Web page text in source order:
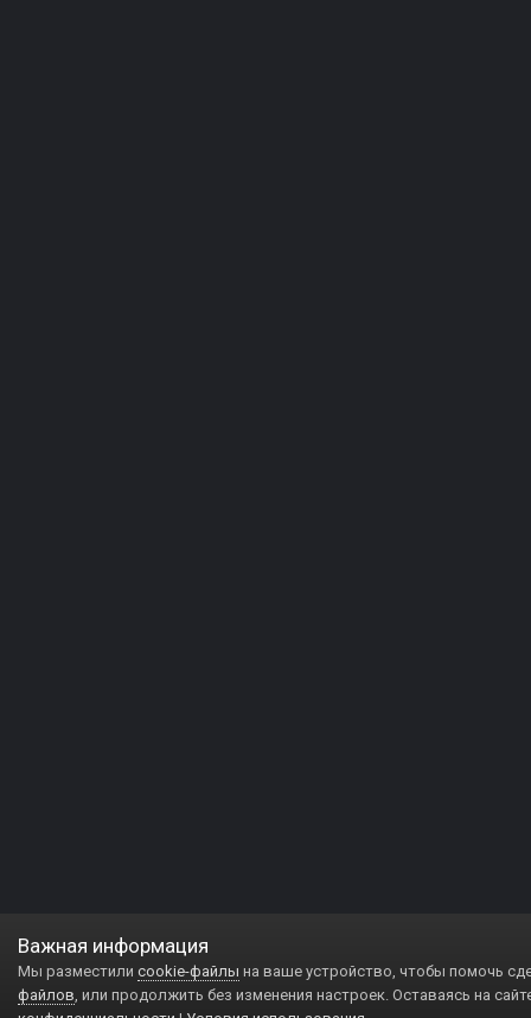
Важная информация
Мы разместили cookie-файлы на ваше устройство, чтобы помочь
файлов, или продолжить без изменения настроек. Оставаясь на